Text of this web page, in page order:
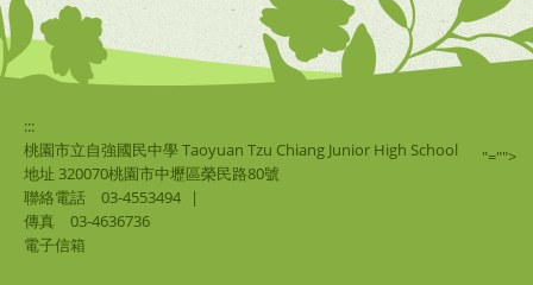
:::
桃園市立自強國民中學 Taoyuan Tzu Chiang Junior High School
地址 320070桃園市中壢區榮民路80號
聯絡電話
03-4553494
|
傳真
03-4636736
電子信箱
"="">